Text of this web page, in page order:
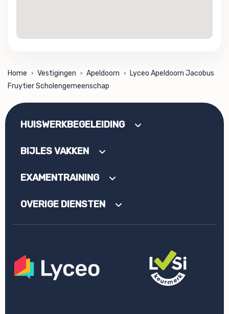
Home > Vestigingen > Apeldoorn >
Lyceo Apeldoorn Jacobus
Fruytier Scholengemeenschap
HUISWERKBEGELEIDING
BIJLES VAKKEN
EXAMENTRAINING
OVERIGE DIENSTEN